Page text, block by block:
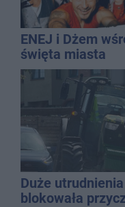
ENEJ i Dżem
święta miasta
Duże
blokowała